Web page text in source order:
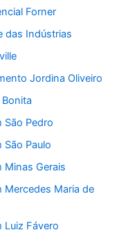
Forner
das Indústrias
Jordina Oliveiro
São Pedro
Paulo
Minas Gerais
Mercedes Maria de
Luiz Fávero